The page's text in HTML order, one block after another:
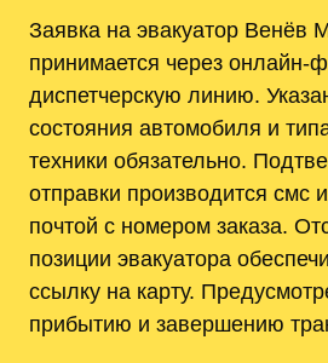
Заявка на эвакуатор Венёв
принимается через онлайн-
диспетчерскую линию.
состояния автомобиля и
техники обязательно.
отправки производится смс
почтой с номером заказа.
позиции эвакуатора
ссылку на карту.
прибытию и завершению